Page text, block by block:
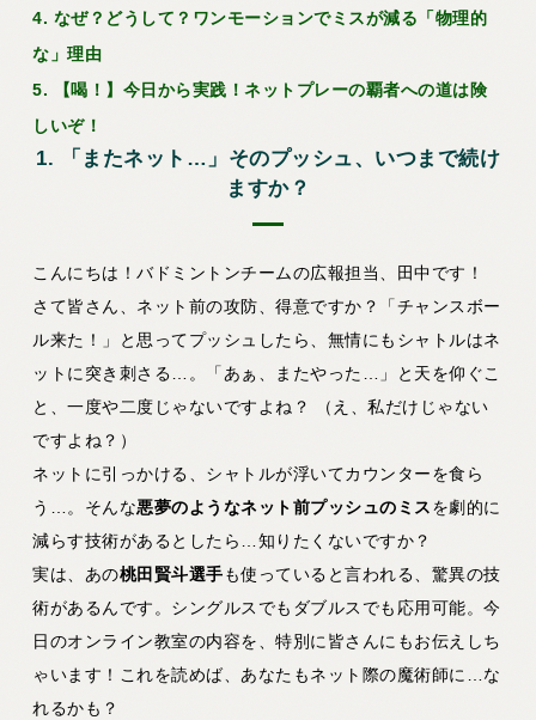
4. なぜ？どうして？ワンモーションでミスが減る「物理的
な」理由
5. 【喝！】今日から実践！ネットプレーの覇者への道は険
しいぞ！
1. 「またネット…」そのプッシュ、いつまで続け
ますか？
こんにちは！バドミントンチームの広報担当、田中です！
さて皆さん、ネット前の攻防、得意ですか？「チャンスボー
ル来た！」と思ってプッシュしたら、無情にもシャトルはネ
ットに突き刺さる…。「あぁ、またやった…」と天を仰ぐこ
と、一度や二度じゃないですよね？
（え、私だけじゃない
ですよね？）
ネットに引っかける、シャトルが浮いてカウンターを食ら
う…。そんな悪夢のようなネット前プッシュのミスを劇的に
減らす技術があるとしたら…知りたくないですか？
実は、あの桃田賢斗選手も使っていると言われる、驚異の技
術があるんです。シングルスでもダブルスでも応用可能。今
日のオンライン教室の内容を、特別に皆さんにもお伝えしち
ゃいます！これを読めば、あなたもネット際の魔術師に…な
れるかも？